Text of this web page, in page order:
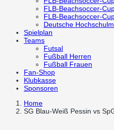
FLB-Beachsoccer-
FLB-Beachsoccer-
Deutsche
Spielplan
Teams
Futsal
Fußball Herren
Fußball Frauen
Fan-Shop
Klubkasse
Sponsoren
Home
SG Blau-Weiß Pessin vs